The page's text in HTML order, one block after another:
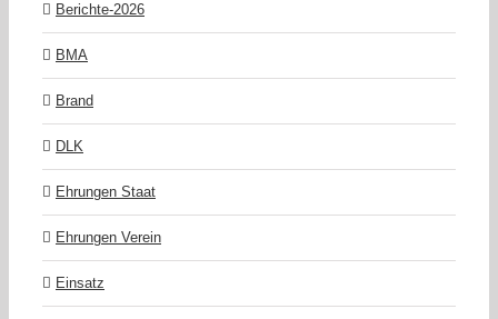
Berichte-2026
BMA
Brand
DLK
Ehrungen Staat
Ehrungen Verein
Einsatz